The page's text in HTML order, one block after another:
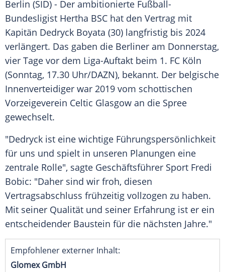
Berlin (SID) - Der ambitionierte Fußball-
Bundesligist Hertha BSC hat den Vertrag mit
Kapitän Dedryck Boyata (30) langfristig bis 2024
verlängert. Das gaben die Berliner am Donnerstag,
vier Tage vor dem Liga-Auftakt beim 1. FC Köln
(Sonntag, 17.30 Uhr/DAZN), bekannt. Der belgische
Innenverteidiger war 2019 vom schottischen
Vorzeigeverein Celtic Glasgow an die Spree
gewechselt.
"Dedryck ist eine wichtige Führungspersönlichkeit
für uns und spielt in unseren Planungen eine
zentrale Rolle", sagte Geschäftsführer Sport Fredi
Bobic: "Daher sind wir froh, diesen
Vertragsabschluss frühzeitig vollzogen zu haben.
Mit seiner Qualität und seiner Erfahrung ist er ein
entscheidender Baustein für die nächsten Jahre."
Empfohlener externer Inhalt:
Glomex GmbH